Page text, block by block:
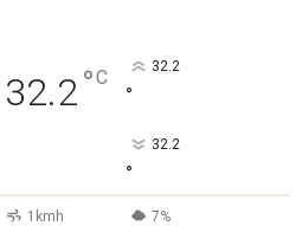
32.2°C 32.2
°
32.2
°
1kmh 7%